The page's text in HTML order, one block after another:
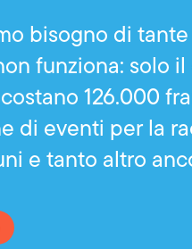
bisogno di
funziona: solo
126.000
di eventi per la
e tanto altro